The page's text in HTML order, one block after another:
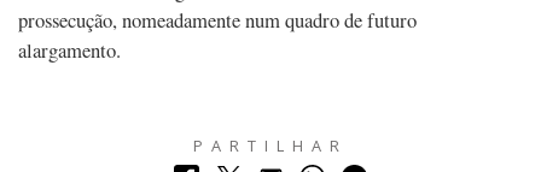
prossecução, nomeadamente num quadro de futuro
alargamento.
PARTILHAR